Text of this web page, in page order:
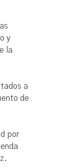
y
la
a
de
por